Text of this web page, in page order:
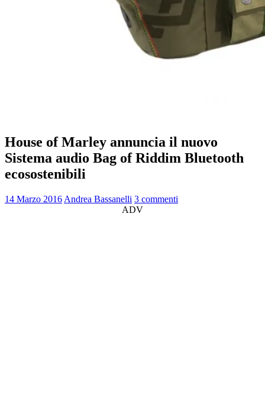
House of Marley annuncia il nuovo
Sistema audio Bag of Riddim Bluetooth
ecosostenibili
14 Marzo 2016 Andrea Bassanelli 3 commenti
ADV